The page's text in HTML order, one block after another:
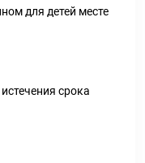
для детей месте
срока